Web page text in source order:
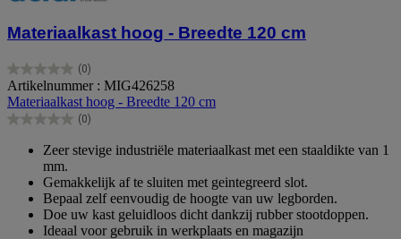
Materiaalkast hoog - Breedte 120 cm
(0)
0.0
van
de
5
Artikelnummer : MIG426258
Materiaalkast hoog - Breedte 120 cm
(0)
0.0
sterren.
Zeer stevige industriële materiaalkast met een staaldikte van 1
mm.
Gemakkelijk af te sluiten met geintegreerd slot.
Bepaal zelf eenvoudig de hoogte van uw legborden.
Doe uw kast geluidloos dicht dankzij rubber stootdoppen.
Ideaal voor gebruik in werkplaats en magazijn